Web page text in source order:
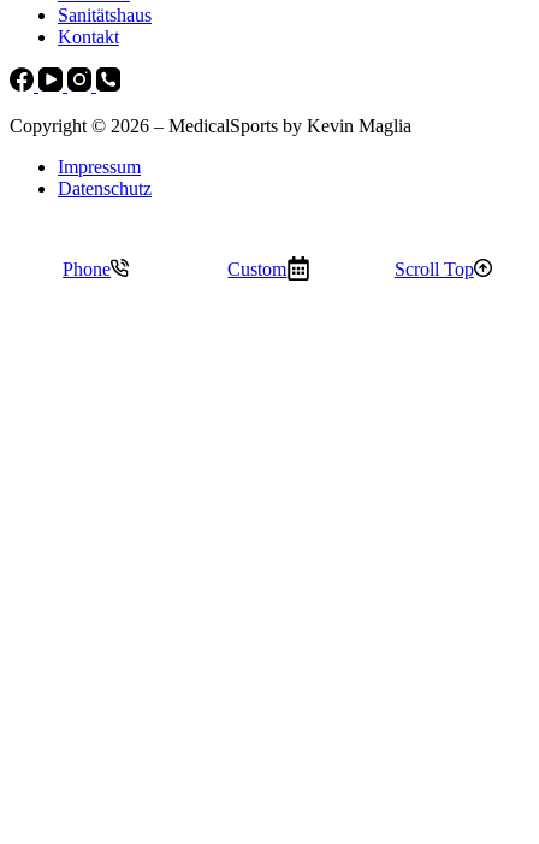
Sanitätshaus
Kontakt
Copyright © 2026 – MedicalSports by Kevin Maglia
Impressum
Datenschutz
Phone Custom Scroll Top